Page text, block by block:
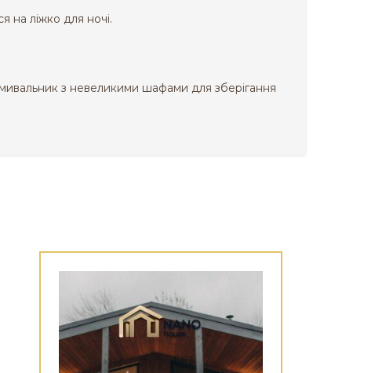
на ліжко для ночі.
з невеликими шафами для зберігання